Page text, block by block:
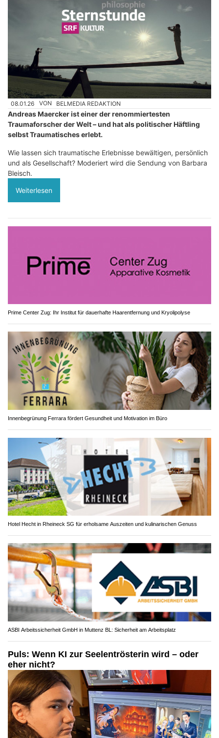
08.01.26 VON BELMEDIA REDAKTION
Andreas Maercker ist einer der renommiertesten
Traumaforscher der Welt – und hat als politischer Häftling
selbst Traumatisches erlebt.
Wie lassen sich traumatische Erlebnisse bewältigen, persönlich
und als Gesellschaft? Moderiert wird die Sendung von Barbara
Bleisch.
Weiterlesen
Prime Center Zug: Ihr Institut für dauerhafte Haarentfernung und Kryolipolyse
Innenbegrünung Ferrara fördert Gesundheit und Motivation im Büro
Hotel Hecht in Rheineck SG für erholsame Auszeiten und kulinarischen Genuss
ASBI Arbeitssicherheit GmbH in Muttenz BL: Sicherheit am Arbeitsplatz
Puls: Wenn KI zur Seelentrösterin wird – oder
eher nicht?